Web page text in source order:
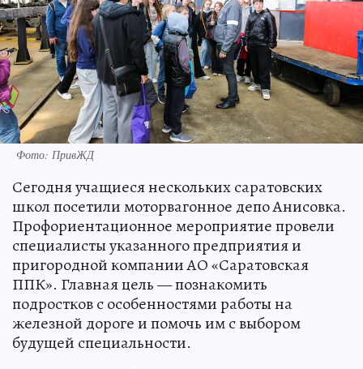
Сегодня учащиеся нескольких саратовских
школ посетили моторвагонное депо Анисовка.
Профориентационное мероприятие провели
специалисты указанного предприятия и
пригородной компании АО «Саратовская
ППК». Главная цель — познакомить
подростков с особенностями работы на
железной дороге и помочь им с выбором
будущей специальности.